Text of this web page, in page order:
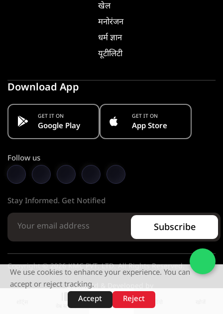
वेब स्टोरीज़
खेल
मनोरंजन
धर्म ज्ञान
यूटीलिटी
Download App
GET IT ON
Google Play
GET IT ON
App Store
Follow us
Stay Informed. Get Notified
Subscribe
Copyright © 2026 KMC PVT. LTD. All Rights Reserved.
Designed & Developed by
We use cookies to enhance your experience. You can
accept or reject tracking.
Accept
Reject